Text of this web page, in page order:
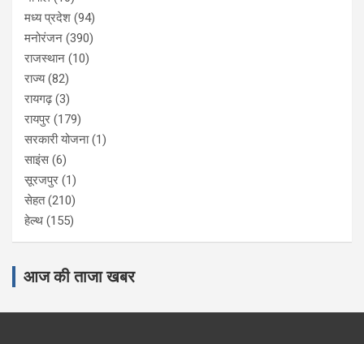
मध्य प्रदेश (94)
मनोरंजन (390)
राजस्थान (10)
राज्य(82)
रायगढ़(3)
रायपुर (179)
सरकारी योजना(1)
साइंस(6)
सूरजपुर (1)
सेहत(210)
हेल्थ (155)
आज की ताजा खबर